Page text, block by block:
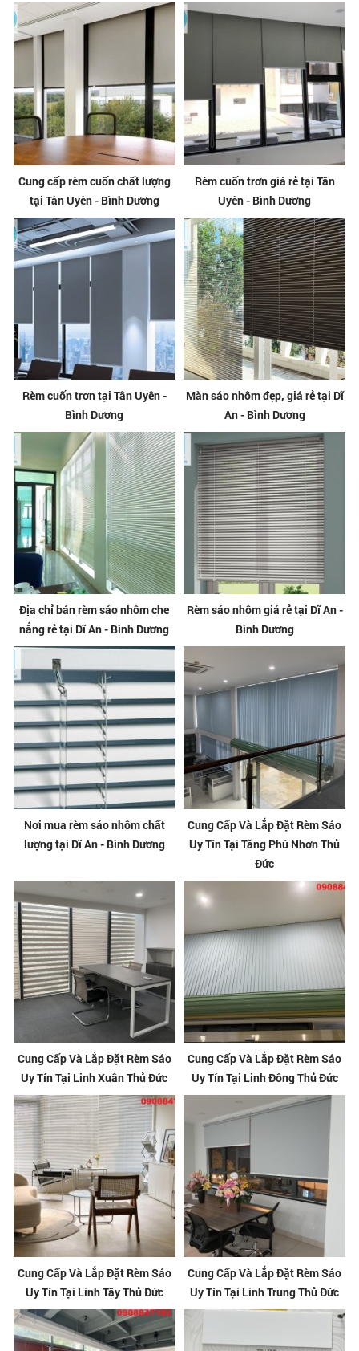
Cung cấp rèm cuốn chất lượng
tại Tân Uyên - Bình Dương
Rèm cuốn trơn giá rẻ tại Tân
Uyên - Bình Dương
Rèm cuốn trơn tại Tân Uyên -
Bình Dương
Màn sáo nhôm đẹp, giá rẻ tại Dĩ
An - Bình Dương
Địa chỉ bán rèm sáo nhôm che
nắng rẻ tại Dĩ An - Bình Dương
Rèm sáo nhôm giá rẻ tại Dĩ An -
Bình Dương
Nơi mua rèm sáo nhôm chất
lượng tại Dĩ An - Bình Dương
Cung Cấp Và Lắp Đặt Rèm Sáo
Uy Tín Tại Tăng Phú Nhơn Thủ
Đức
Cung Cấp Và Lắp Đặt Rèm Sáo
Uy Tín Tại Linh Xuân Thủ Đức
Cung Cấp Và Lắp Đặt Rèm Sáo
Uy Tín Tại Linh Đông Thủ Đức
Cung Cấp Và Lắp Đặt Rèm Sáo
Uy Tín Tại Linh Tây Thủ Đức
Cung Cấp Và Lắp Đặt Rèm Sáo
Uy Tín Tại Linh Trung Thủ Đức